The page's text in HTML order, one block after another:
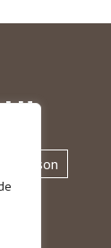
Clisson